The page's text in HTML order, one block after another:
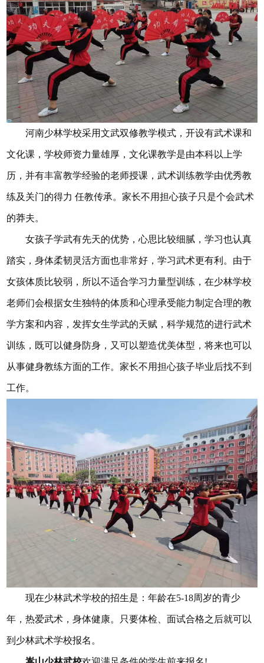
河南少林学校采用文武双修教学模式，开设有武术课和
文化课，学校师资力量雄厚，文化课教学是由本科以上学
历，并有丰富教学经验的老师授课，武术训练教学由优秀教
练及关门的得力 任教传承。家长不用担心孩子只是个会武术
的莽夫。
女孩子学武有先天的优势，心思比较细腻，学习也认真
踏实，身体柔韧灵活方面也非常好，学习武术更有利。由于
女孩体质比较弱，所以不适合学习力量型训练，在少林学校
老师们会根据女生独特的体质和心理承受能力制定合理的教
学方案和内容，发挥女生学武的天赋，科学规范的进行武术
训练，既可以健身防身，又可以塑造优美体型，将来也可以
从事健身教练方面的工作。家长不用担心孩子毕业后找不到
工作。
现在少林武术学校的招生是：年龄在5-18周岁的青少
年，热爱武术，身体健康。只要体检、面试合格之后就可以
到少林武术学校报名。